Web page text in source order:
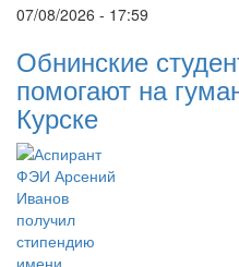
07/08/2026 - 17:59
Обнинские
помогают на
Курске